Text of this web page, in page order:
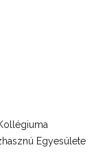
Egyesülete